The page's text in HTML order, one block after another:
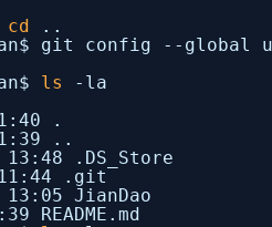
cd
..
git config --global
ls
-la
.
..
.DS_Store
.git
JianDao